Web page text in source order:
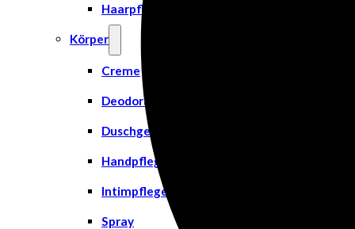
Haarpflege
Körper
Creme
Deodorant
Duschgel
Handpflege
Intimpflege
Spray